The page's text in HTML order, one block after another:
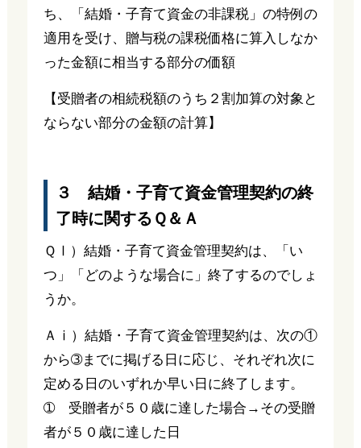
ち、「結婚・子育て資金の非課税」の特例の
適用を受け、贈与税の課税価格に算入しなか
った金額に相当する部分の価額
【受贈者の相続税額のうち２割加算の対象と
ならない部分の金額の計算】
３ 結婚・子育て資金管理契約の終
了時に関するＱ＆Ａ
ＱⅠ）結婚・子育て資金管理契約は、「い
つ」「どのような場合に」終了するのでしょ
うか。
Ａⅰ）結婚・子育て資金管理契約は、次の①
から➂までに掲げる日に応じ、それぞれ次に
定める日のいずれか早い日に終了します。
➀ 受贈者が５０歳に達した場合→その受贈
者が５０歳に達した日